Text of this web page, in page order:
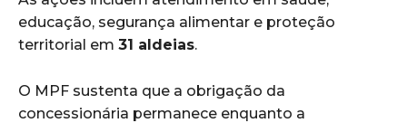
educação, segurança alimentar e proteção
territorial em 31 aldeias.
O MPF sustenta que a obrigação da
concessionária permanece enquanto a